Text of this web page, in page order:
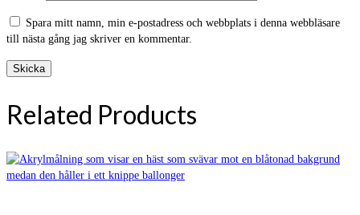
Spara mitt namn, min e-postadress och webbplats i denna webbläsare
till nästa gång jag skriver en kommentar.
Related Products